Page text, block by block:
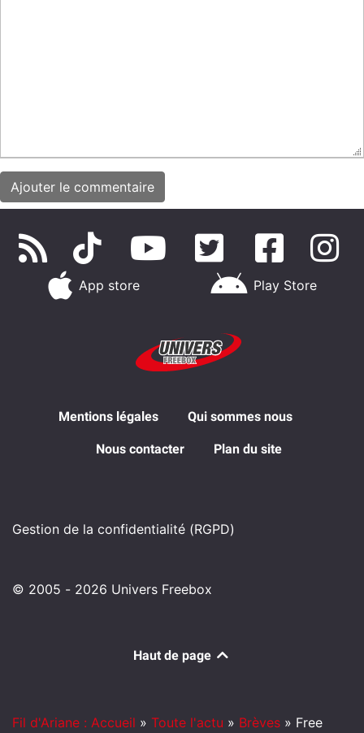
App store Play Store
Mentions légales Qui sommes nous
Nous contacter Plan du site
Gestion de la confidentialité (RGPD)
© 2005 - 2026 Univers Freebox
Haut de page
Fil d'Ariane : Accueil » Toute l'actu » Brèves » Free